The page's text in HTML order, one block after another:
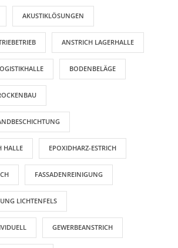
AKUSTIKLÖSUNGEN
ANSTRICH LAGERHALLE
BODENBELÄGE
HALLE EPOXIDHARZ-ESTRICH
FASSADENREINIGUNG
LICHTENFELS
GEWERBEANSTRICH